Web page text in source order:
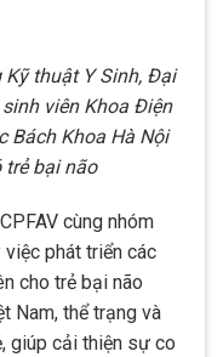
thuật Y Sinh, Đại
viên Khoa Điện
Bách Khoa Hà Nội
trẻ bại não
cùng nhóm
phát triển các
cho trẻ bại não
Nam, thể trạng và
giúp cải thiện sự co